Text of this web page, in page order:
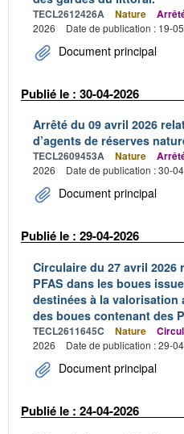
TECL2612426A Nature
2026
Date de publication : 19-
Document principal
Publié le : 30-04-2026
Arrêté du 09 avril 2026
d’agents de réserves
TECL2609453A Nature
2026
Date de publication : 30-
Document principal
Publié le : 29-04-2026
Circulaire du 27 avril 2026
PFAS dans les boues
destinées à la valorisation
des boues contenant des
TECL2611645C Nature
2026
Date de publication : 29-
Document principal
Publié le : 24-04-2026